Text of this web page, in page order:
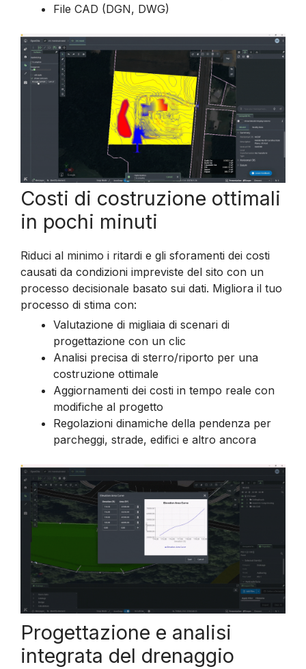
File CAD (DGN, DWG)
Costi di costruzione ottimali
in pochi minuti
Riduci al minimo i ritardi e gli sforamenti dei costi
causati da condizioni impreviste del sito con un
processo decisionale basato sui dati. Migliora il tuo
processo di stima con:
Valutazione di migliaia di scenari di
progettazione con un clic
Analisi precisa di sterro/riporto per una
costruzione ottimale
Aggiornamenti dei costi in tempo reale con
modifiche al progetto
Regolazioni dinamiche della pendenza per
parcheggi, strade, edifici e altro ancora
Progettazione e analisi
integrata del drenaggio